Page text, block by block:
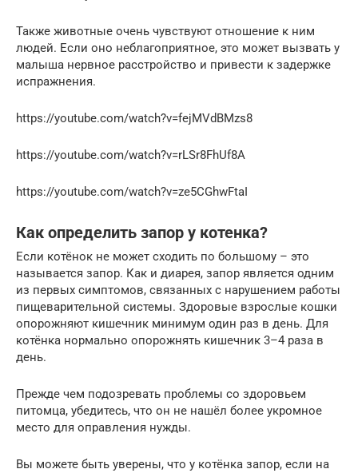
Также животные очень чувствуют отношение к ним
людей. Если оно неблагоприятное, это может вызвать у
малыша нервное расстройство и привести к задержке
испражнения.
https://youtube.com/watch?v=fejMVdBMzs8
https://youtube.com/watch?v=rLSr8FhUf8A
https://youtube.com/watch?v=ze5CGhwFtaI
Как определить запор у котенка?
Если котёнок не может сходить по большому – это
называется запор. Как и диарея, запор является одним
из первых симптомов, связанных с нарушением работы
пищеварительной системы. Здоровые взрослые кошки
опорожняют кишечник минимум один раз в день. Для
котёнка нормально опорожнять кишечник 3–4 раза в
день.
Прежде чем подозревать проблемы со здоровьем
питомца, убедитесь, что он не нашёл более укромное
место для оправления нужды.
Вы можете быть уверены, что у котёнка запор, если на